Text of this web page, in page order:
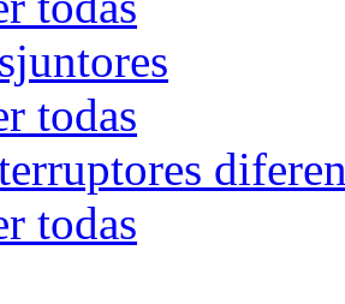
todas
todas